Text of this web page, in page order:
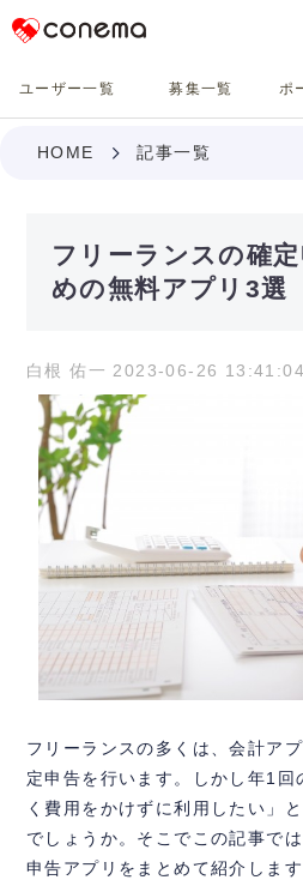
Conema
ユーザー一覧 募集一覧 ポ
HOME 記事一覧
フリーランスの確
めの無料アプリ3選
白根 佑一 2023-06-26 13:41:04
フリーランスの多くは、会計ア
定申告を行います。しかし年1回
く費用をかけずに利用したい」
でしょうか。そこでこの記事で
申告アプリをまとめて紹介します